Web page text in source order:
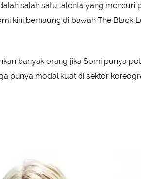
salah satu talenta yang mencuri
kini bernaung di bawah The Black
banyak orang jika Somi punya
punya modal kuat di sektor